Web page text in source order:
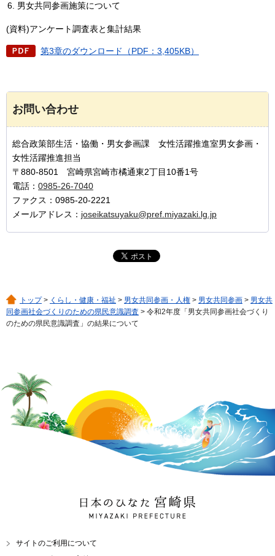
男女共同参画施策について
(資料)アンケート調査表と集計結果
第3章のダウンロード（PDF：3,405KB）
お問い合わせ
総合政策部生活・協働・男女参画課 女性活躍推進室男女参画・
女性活躍推進担当
〒880-8501 宮崎県宮崎市橘通東2丁目10番1号
電話： 0985-26-7040
ファクス：0985-20-2221
メールアドレス： joseikatsuyaku@pref.miyazaki.lg.jp
トップ> くらし・健康・福祉 > 男女共同参画・人権 > 男女共同参画 > 男女共
同参画社会づくりのための県民意識調査 > 令和2年度「男女共同参画社会づくり
のための県民意識調査」の結果について
日本のひなた 宮崎県
MIYAZAKI PREFECTURE
サイトのご利用について